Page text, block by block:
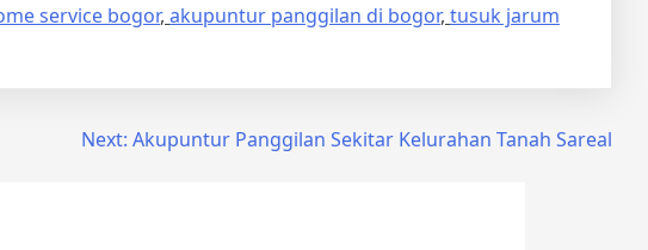
service bogor, akupuntur panggilan di bogor, tusuk jarum
Next: Akupuntur Panggilan Sekitar Kelurahan Tanah Sareal